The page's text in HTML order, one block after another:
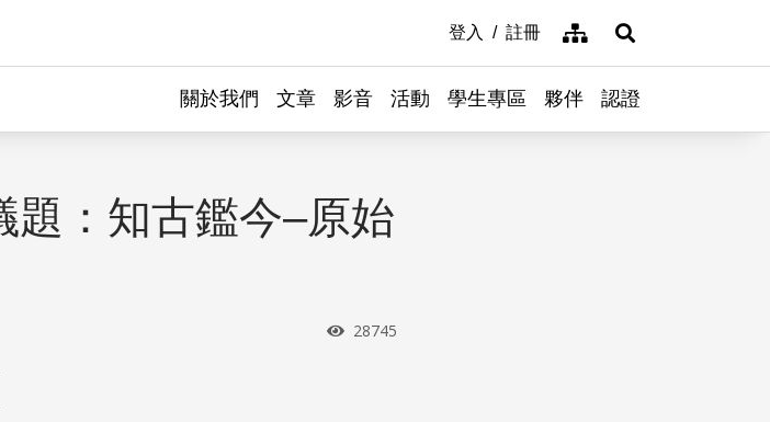
登入 註冊 網站導覽展開搜尋
關於我們 文章 影音 活動 學生專區 夥伴 認證
題：知古鑑今–原始
瀏覽次數
28745